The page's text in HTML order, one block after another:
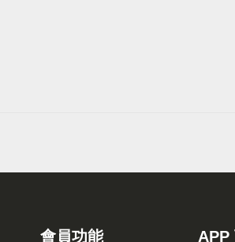
會員功能 APP